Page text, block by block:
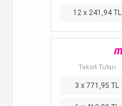
12 x 241,94 TL
Taksit Tutarı
3 x 771,95 TL